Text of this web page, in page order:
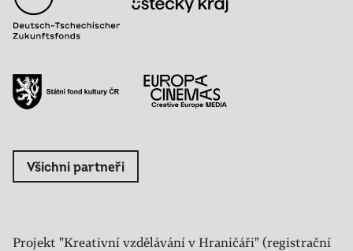
Všichni partneři
Projekt "Kreativní vzdělávání v Hraničáři" (registrační